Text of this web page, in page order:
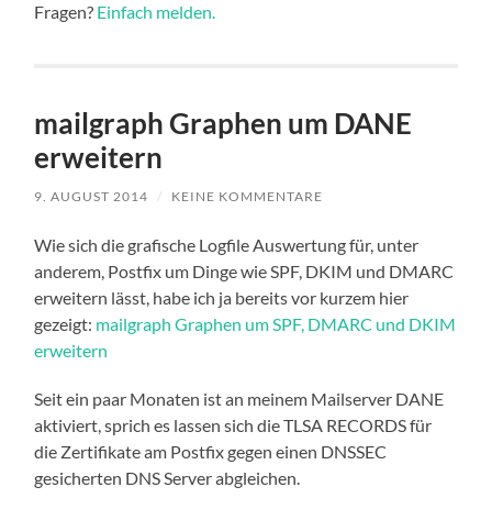
Fragen? Einfach melden.
mailgraph Graphen um DANE
erweitern
9. AUGUST 2014 / KEINE KOMMENTARE
Wie sich die grafische Logfile Auswertung für, unter
anderem, Postfix um Dinge wie SPF, DKIM und DMARC
erweitern lässt, habe ich ja bereits vor kurzem hier
gezeigt: mailgraph Graphen um SPF, DMARC und DKIM
erweitern
Seit ein paar Monaten ist an meinem Mailserver DANE
aktiviert, sprich es lassen sich die TLSA RECORDS für
die Zertifikate am Postfix gegen einen DNSSEC
gesicherten DNS Server abgleichen.